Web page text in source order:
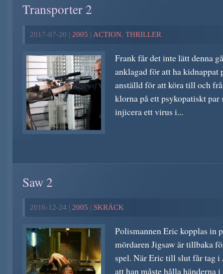
Transporter 2
2017-07-20 | 2005 | ACTION, THRILLER
Frank får det inte lätt denna
anklagad för att ha kidnappat
anställd för att köra till och
klorna på ett psykopatiskt
injicera ett virus i...
Saw 2
2016-12-24 | 2005 | SKRÄCK
Polismannen Eric kopplas in
mördaren Jigsaw är tillbaka
spel. När Eric till slut får tag i
att han måste hålla händerna